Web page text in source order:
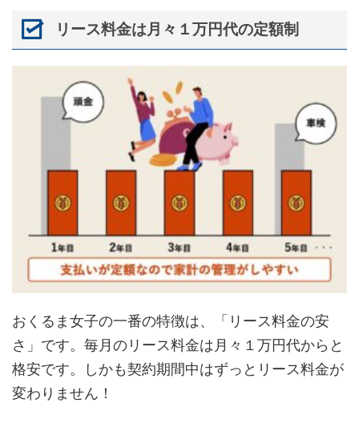
リース料金は月々１万円代の定額制
おくるま女子の一番の特徴は、「リース料金の安
さ」です。毎月のリース料金は月々１万円代からと
格安です。しかも契約期間中はずっとリース料金が
変わりません！